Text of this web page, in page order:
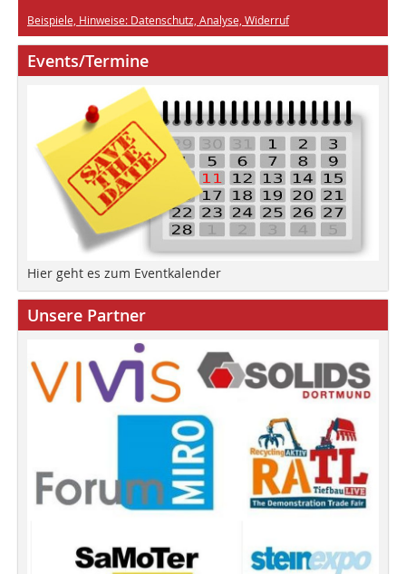
Beispiele, Hinweise: Datenschutz, Analyse, Widerruf
Events/Termine
Hier geht es zum Eventkalender
Unsere Partner